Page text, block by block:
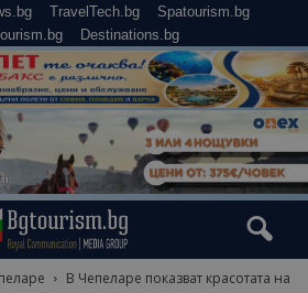
TravelTech.bg
Spatourism.bg
Destinations.bg
В Чепеларе показват красотата на